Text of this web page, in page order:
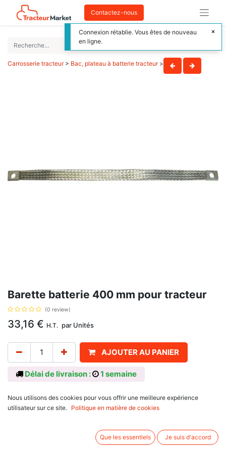
Contactez-nous
Carrosserie tracteur> Bac, plateau à batterie tracteur>
Barette batterie 400 mm pour tracteur
(0 review)
33,16 € H.T. par Unités
AJOUTER AU PANIER
Délai de livraison : 1 semaine
Dimensions : 400 mm, sans bornes.
Associez d'autres produits:
Nous utilisons des cookies pour vous offrir une meilleure expérience
utilisateur sur ce site.
Politique en matière de cookies
Que les essentiels Je suis d'accord
Connexion rétablie. Vous êtes de nouveau
en ligne.